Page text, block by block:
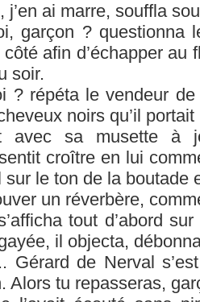
j’en ai marre, souffla
garçon ? questionna
afin d’échapper au
soir.
? répéta le vendeur
noirs qu’il
avec sa musette à
croître en lui
sur le ton de la boutade
un réverbère,
tout d’abord
il objecta,
Gérard de Nerval
Alors tu repasseras,